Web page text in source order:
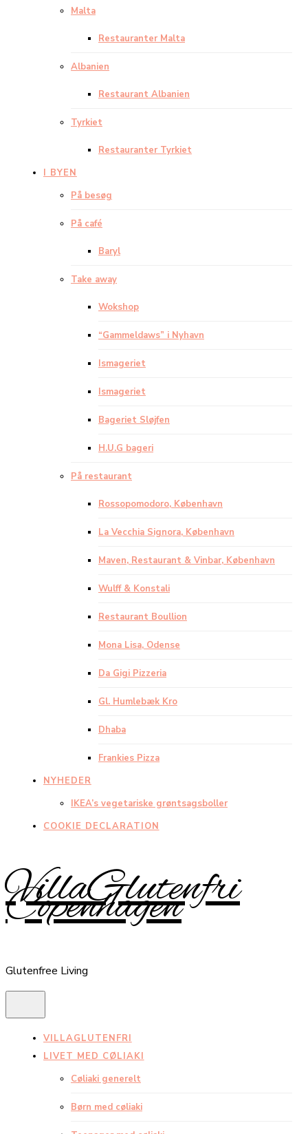
Malta
Restauranter Malta
Albanien
Restaurant Albanien
Tyrkiet
Restauranter Tyrkiet
I BYEN
På besøg
På café
Baryl
Take away
Wokshop
“Gammeldaws” i Nyhavn
Ismageriet
Ismageriet
Bageriet Sløjfen
H.U.G bageri
På restaurant
Rossopomodoro, København
La Vecchia Signora, København
Maven, Restaurant & Vinbar, København
Wulff & Konstali
Restaurant Boullion
Mona Lisa, Odense
Da Gigi Pizzeria
Gl. Humlebæk Kro
Dhaba
Frankies Pizza
NYHEDER
IKEA’s vegetariske grøntsagsboller
COOKIE DECLARATION
VillaGlutenfri
Copenhagen
Glutenfree Living
VILLAGLUTENFRI
LIVET MED CØLIAKI
Cøliaki generelt
Børn med cøliaki